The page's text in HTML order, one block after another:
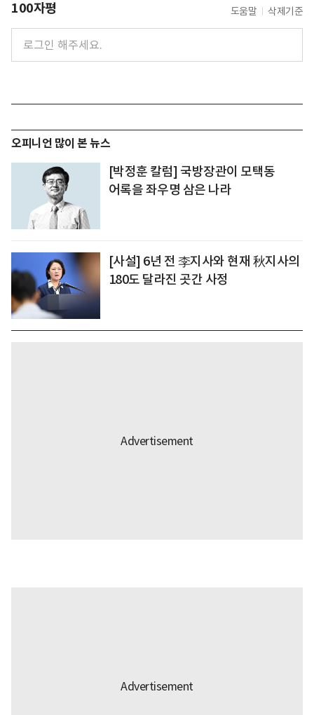
100자평 도움말 삭제기준
오피니언 많이 본 뉴스
[박정훈 칼럼] 국방장관이 모택동
어록을 좌우명 삼은 나라
[사설] 6년 전 李지사와 현재 秋지사의
180도 달라진 곳간 사정